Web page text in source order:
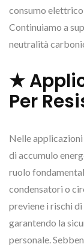
consumo
Continuiamo a
neutralità
★
Per
Nelle
di accumulo
ruolo
condensatori o
previene i rischi
garantendo la
personale.